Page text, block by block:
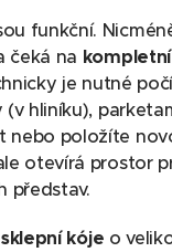
funkční.
čeká na kompletní
je nutné
hliníku),
nebo položíte
otevírá prostor
představ.
sklepní kóje o